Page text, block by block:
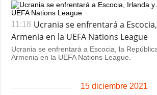
11:18 Ucrania se enfrentará a
Armenia en la UEFA Nations League
Ucrania se enfrentará a Escocia, la
Armenia en la UEFA Nations League.
15 diciembre 2021